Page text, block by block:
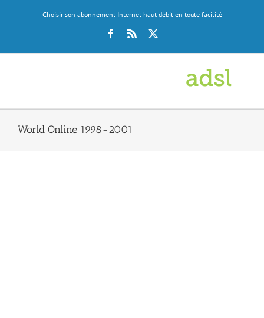
Choisir son abonnement Internet haut débit en toute facilité
Facebook
Rss
World Online 1998-2001